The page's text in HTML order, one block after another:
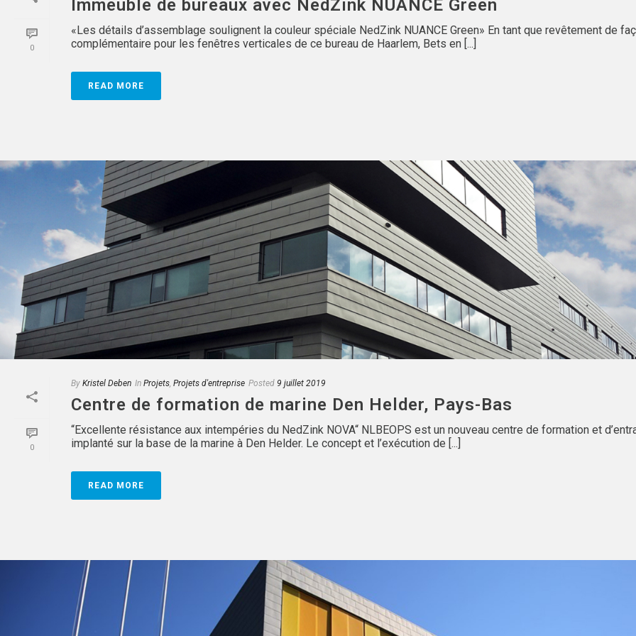
0
Immeuble de bureaux avec NedZink NUANCE Green
«Les détails d’assemblage soulignent la couleur spéciale NedZink NUANCE Green» En tant que revêtement de
complémentaire pour les fenêtres verticales de ce bureau de Haarlem, Bets en [...]
READ MORE
0
By Kristel Deben In Projets, Projets d'entreprise Posted 9 juillet 2019
Centre de formation de marine Den Helder, Pays-Bas
“Excellente résistance aux intempéries du NedZink NOVA“ NLBEOPS est un nouveau centre de formation et
implanté sur la base de la marine à Den Helder. Le concept et l’exécution de [...]
READ MORE